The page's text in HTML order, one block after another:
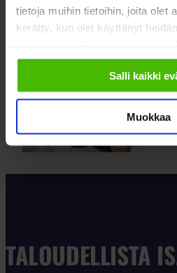
tietoja muihin tietoihin, joita olet
kerätty, kun olet käyttänyt
sallimiisi evästeisiin.
Salli kaikki
Muokkaa
TALOUDELLISTA